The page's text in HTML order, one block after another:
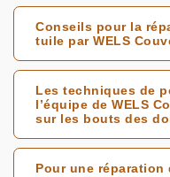
Conseils pour la
tuile par WELS
Les techniques de
l’équipe de WELS
sur les bouts des
Pour une réparation